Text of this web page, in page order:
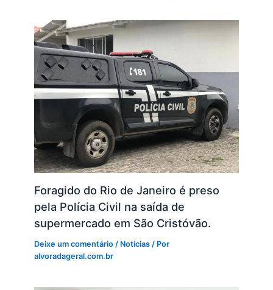
Foragido do Rio de Janeiro é preso
pela Polícia Civil na saída de
supermercado em São Cristóvão.
Deixe um comentário / Notícias / Por
alvoradageral.com.br